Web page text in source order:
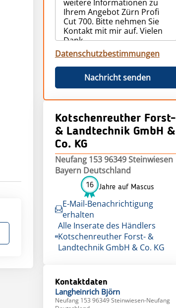
Datenschutzbestimmungen
Nachricht senden
Kotschenreuther Forst-
& Landtechnik GmbH &
Co. KG
Neufang 153 96349 Steinwiesen
Bayern Deutschland
16 Jahre auf Mascus
E-Mail-Benachrichtigung
erhalten
Alle Inserate des Händlers
Kotschenreuther Forst- &
Landtechnik GmbH & Co. KG
Kontaktdaten
Langheinrich Björn
Neufang 153 96349 Steinwiesen-Neufang